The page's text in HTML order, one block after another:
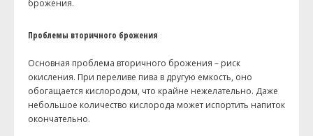
брожения.
Проблемы вторичного брожения
Основная проблема вторичного брожения – риск
окисления. При переливе пива в другую емкость, оно
обогащается кислородом, что крайне нежелательно. Даже
небольшое количество кислорода может испортить напиток
окончательно.